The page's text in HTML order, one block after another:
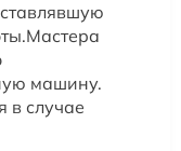
машину.
в случае